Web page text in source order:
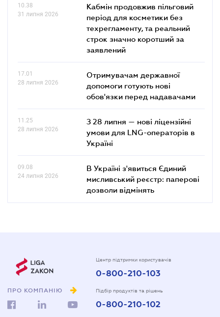
10.38
31 липня 2026
Кабмін продовжив пільговий
період для косметики без
техрегламенту, та реальний
строк значно коротший за
заявлений
17.01
28 липня 2026
Отримувачам державної
допомоги готують нові
обов'язки перед надавачами
11.25
28 липня 2026
З 28 липня — нові ліцензійні
умови для LNG-операторів в
Україні
09.08
24 липня 2026
В Україні з'явиться Єдиний
мисливський реєстр: паперові
дозволи відмінять
ПРО КОМПАНІЮ
Центр підтримки користувачів
0-800-210-103
Підбір продуктів та рішень
0-800-210-102